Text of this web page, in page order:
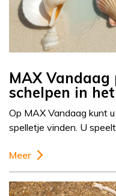
MAX Vandaag
schelpen in
Op MAX Vandaag kunt
spelletje vinden. U
Meer